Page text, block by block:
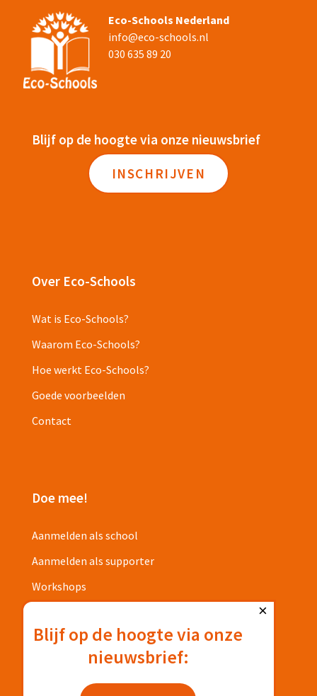
Eco-Schools Nederland
info@eco-schools.nl
030 635 89 20
Blijf op de hoogte via onze nieuwsbrief
INSCHRIJVEN
Over Eco-Schools
Wat is Eco-Schools?
Waarom Eco-Schools?
Hoe werkt Eco-Schools?
Goede voorbeelden
Contact
Doe mee!
Aanmelden als school
Aanmelden als supporter
Workshops
Privacyverklaring
Deelnamevoorwaarden
×
Blijf op de hoogte via onze
nieuwsbrief: